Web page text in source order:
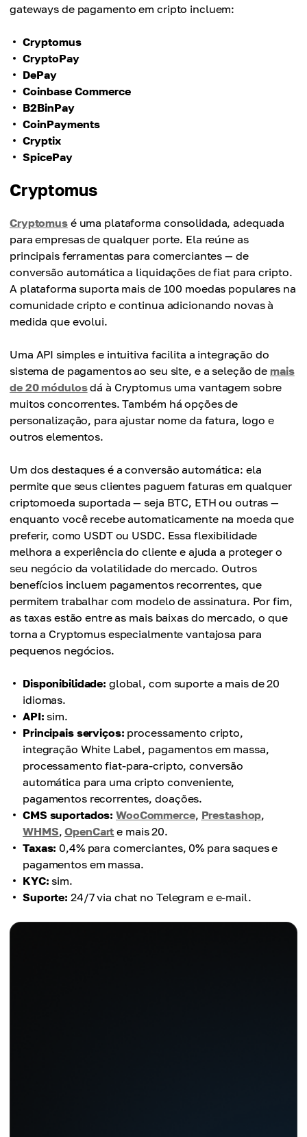
gateways de pagamento em cripto incluem:
Cryptomus
CryptoPay
DePay
Coinbase Commerce
B2BinPay
CoinPayments
Cryptix
SpicePay
Cryptomus
Cryptomusé uma plataforma consolidada, adequada
para empresas de qualquer porte. Ela reúne as
principais ferramentas para comerciantes — de
conversão automática a liquidações de fiat para cripto.
A plataforma suporta mais de 100 moedas populares na
comunidade cripto e continua adicionando novas à
medida que evolui.
Uma API simples e intuitiva facilita a integração do
sistema de pagamentos ao seu site, e a seleção demais
de 20 módulosdá à Cryptomus uma vantagem sobre
muitos concorrentes. Também há opções de
personalização, para ajustar nome da fatura, logo e
outros elementos.
Um dos destaques é a conversão automática: ela
permite que seus clientes paguem faturas em qualquer
criptomoeda suportada — seja BTC, ETH ou outras —
enquanto você recebe automaticamente na moeda que
preferir, como USDT ou USDC. Essa flexibilidade
melhora a experiência do cliente e ajuda a proteger o
seu negócio da volatilidade do mercado. Outros
benefícios incluem pagamentos recorrentes, que
permitem trabalhar com modelo de assinatura. Por fim,
as taxas estão entre as mais baixas do mercado, o que
torna a Cryptomus especialmente vantajosa para
pequenos negócios.
Disponibilidade: global, com suporte a mais de 20
idiomas.
API: sim.
Principais serviços: processamento cripto,
integração White Label, pagamentos em massa,
processamento fiat-para-cripto, conversão
automática para uma cripto conveniente,
pagamentos recorrentes, doações.
CMS suportados: WooCommerce, Prestashop,
WHMS,OpenCart e mais 20.
Taxas: 0,4% para comerciantes, 0% para saques e
pagamentos em massa.
KYC: sim.
Suporte: 24/7 via chat no Telegram e e-mail.